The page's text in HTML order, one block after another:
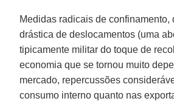
Medidas radicais de confinamento,
drástica de deslocamentos (uma
tipicamente militar do toque de
economia que se tornou muito
mercado, repercussões
consumo interno quanto nas